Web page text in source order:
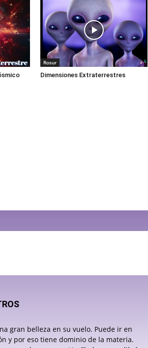
Rosur
Dimensiones Extraterrestres
gran belleza en su vuelo. Puede ir en
y por eso tiene dominio de la materia.